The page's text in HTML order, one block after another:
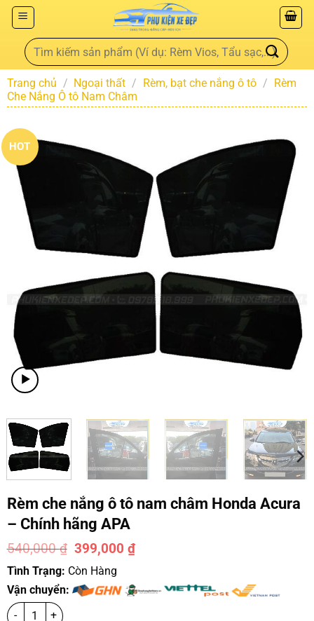
Trang chủ / Ngoại thất / Rèm, bạt che nắng ô tô / Rèm
Che Nắng Ô tô Nam Châm
HOT
Rèm che nắng ô tô nam châm Honda Acura
– Chính hãng APA
540,000₫ 399,000₫
Tình Trạng: Còn Hàng
Vận chuyển: